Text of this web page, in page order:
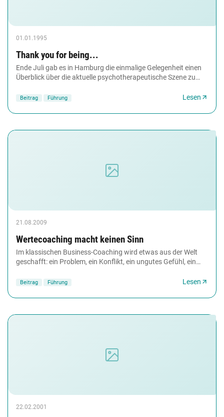
01.01.1995
Thank you for being...
Ende Juli gab es in Hamburg die einmalige Gelegenheit einen
Überblick über die aktuelle psychotherapeutische Szene zu
Beitrag Führung Lesen
21.08.2009
Wertecoaching macht keinen Sinn
Im klassischen Business-Coaching wird etwas aus der Welt
geschafft: ein Problem, ein Konflikt, ein ungutes Gefühl, ein
Beitrag Führung Lesen
22.02.2001